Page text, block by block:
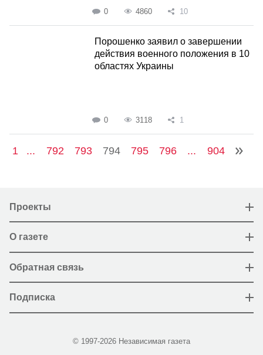
0 4860 10
Порошенко заявил о завершении
действия военного положения в 10
областях Украины
0 3118 1
1 ... 792 793 794 795 796 ... 904
Проекты
О газете
Обратная связь
Подписка
© 1997-2026 Независимая газета